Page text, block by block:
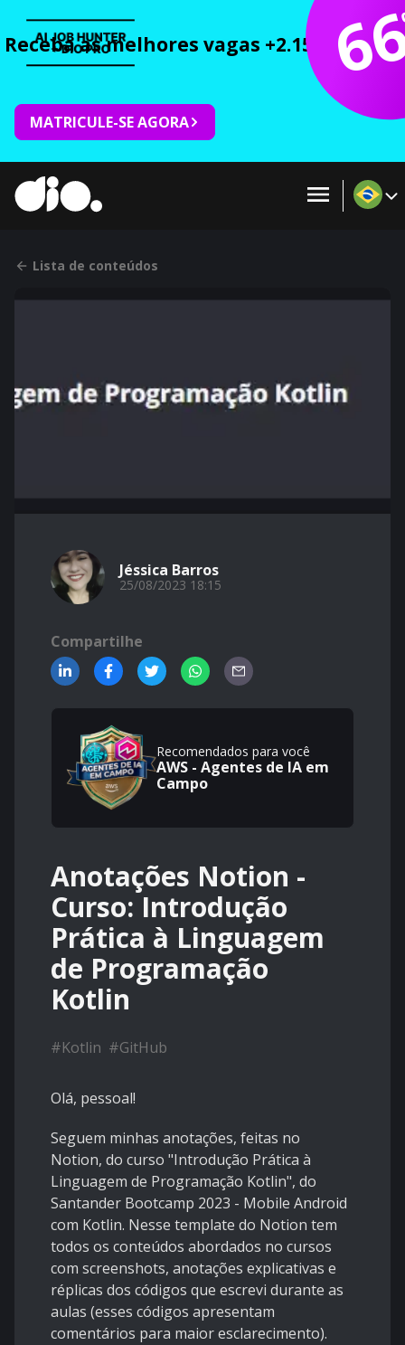
Receba as melhores vagas +2.150 cursos
MATRICULE-SE AGORA
Lista de conteúdos
Jéssica Barros
25/08/2023 18:15
Compartilhe
Recomendados para você
AWS - Agentes de IA em
Campo
Anotações Notion -
Curso: Introdução
Prática à Linguagem
de Programação
Kotlin
#Kotlin #GitHub
Olá, pessoal!
Seguem minhas anotações, feitas no
Notion, do curso "Introdução Prática à
Linguagem de Programação Kotlin", do
Santander Bootcamp 2023 - Mobile Android
com Kotlin. Nesse template do Notion tem
todos os conteúdos abordados no cursos
com screenshots, anotações explicativas e
réplicas dos códigos que escrevi durante as
aulas (esses códigos apresentam
comentários para maior esclarecimento).